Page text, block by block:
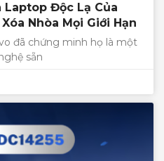
Độc Lạ Của
Nhòa Mọi Giới Hạn
đã chứng minh họ là một
sẵn